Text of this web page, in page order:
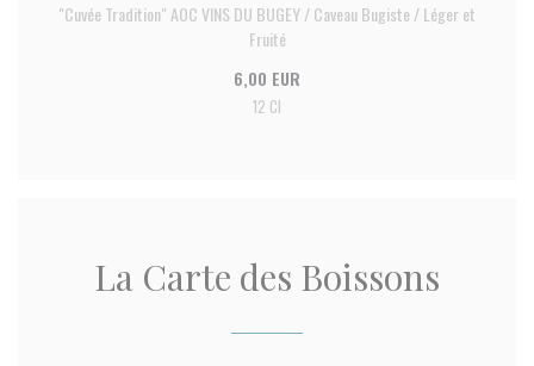
"Cuvée Tradition" AOC VINS DU BUGEY / Caveau Bugiste / Léger et
Fruité
6,00 EUR
12 Cl
La Carte des Boissons